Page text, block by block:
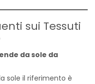
sui Tessuti
da sole da
sole il riferimento è